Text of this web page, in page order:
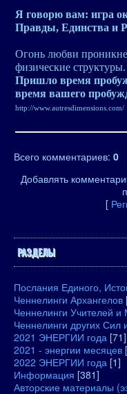
Я говорю вам: игра
Правды, Единства и
Огонь любви
физические структуры.
Пришло время
время вашего
http://www.autresdimensions.com/
Всего комментариев: 0
Добавлять
[
РАЗДЕЛЫ
Послания Единого,
Ченнелинги Архангелов
Ченнелинги Учителей и
Ченнелинги других Сил
2021 ЭНЕРГИИ года [71]
2021 - энергии месяцев
2022 ЭНЕРГИИ года [1]
Информация [381]
Авторские материалы